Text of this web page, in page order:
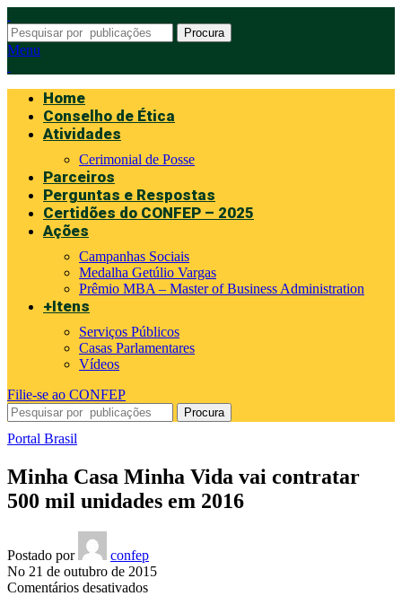
Procura
Menu
Home
Conselho de Ética
Atividades
Cerimonial de Posse
Parceiros
Perguntas e Respostas
Certidões do CONFEP – 2025
Ações
Campanhas Sociais
Medalha Getúlio Vargas
Prêmio MBA – Master of Business Administration
+Itens
Serviços Públicos
Casas Parlamentares
Vídeos
Filie-se ao CONFEP
Procura
Portal Brasil
Minha Casa Minha Vida vai contratar
500 mil unidades em 2016
Postado por
confep
No 21 de outubro de 2015
Comentários desativadosem